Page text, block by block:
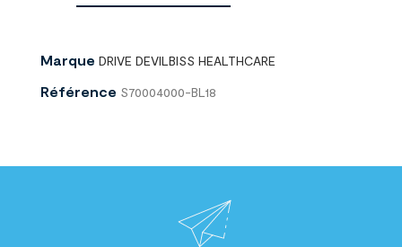
Marque DRIVE DEVILBISS HEALTHCARE
Référence S70004000-BL18